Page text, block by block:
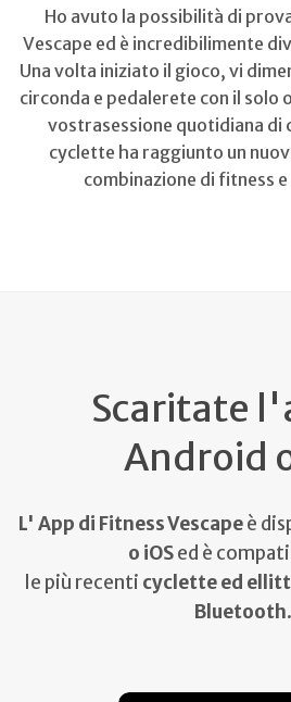
Ho avuto la possibilità di
Vescape ed è incredibilimente
Una volta iniziato il gioco, vi
circonda e pedalerete con il solo
vostrasessione quotidiana di
cyclette ha raggiunto un
combinazione di fitness
Scaritate
Android
L' App di Fitness Vescapeè
o iOSed è
le più recenti cyclette ed
Bluetooth.